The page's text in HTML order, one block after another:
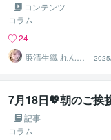
コンテンツ
コラム
24
廉清生織 れんせ
い さき
7月18日💖朝のご
記事
コラム